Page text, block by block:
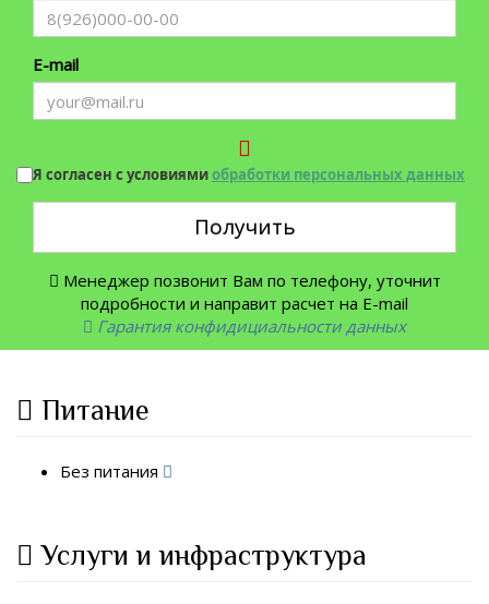
E-mail
Я согласен с условиямиобработки персональных данных
Получить
Менеджер позвонит Вам по телефону, уточнит
подробности и направит расчет на E-mail
Гарантия конфидициальности данных
Питание
Без питания
Услуги и инфраструктура